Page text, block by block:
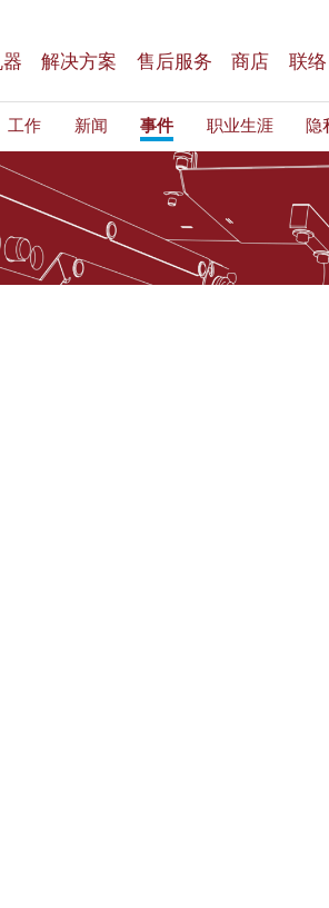
解决方案 售后服务 商店 联络
工作 新闻 事件 职业生涯 隐